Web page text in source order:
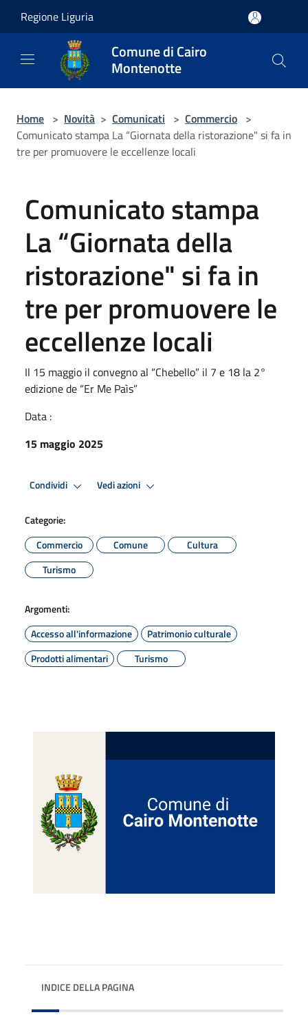
Regione Liguria
Comune di Cairo
Montenotte
Home > Novità > Comunicati > Commercio >
Comunicato stampa La “Giornata della ristorazione" si fa in
tre per promuovere le eccellenze locali
Comunicato stampa
La “Giornata della
ristorazione" si fa in
tre per promuovere le
eccellenze locali
Il 15 maggio il convegno al “Chebello” il 7 e 18 la 2°
edizione de “Er Me Paìs”
Data :
15 maggio 2025
Condividi Vedi azioni
Categorie:
Commercio
Comune
Cultura
Turismo
Argomenti:
Accesso all'informazione
Patrimonio culturale
Prodotti alimentari
Turismo
INDICE DELLA PAGINA